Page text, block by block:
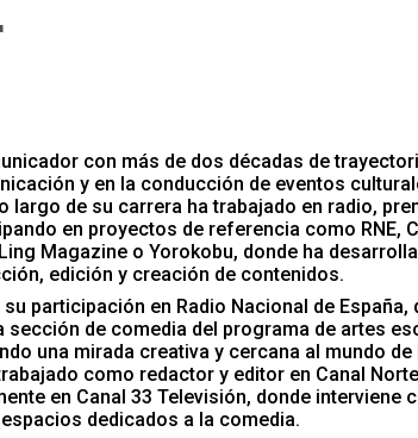
con más de dos décadas de
y en la conducción de eventos
largo de su carrera ha trabajado en radio,
en proyectos de referencia como RNE,
Magazine o Yorokobu, donde ha
edición y creación de contenidos.
participación en Radio Nacional de España,
sección de comedia del programa de artes
una mirada creativa y cercana al mundo
como redactor y editor en Canal
en Canal 33 Televisión, donde interviene
dedicados a la comedia.